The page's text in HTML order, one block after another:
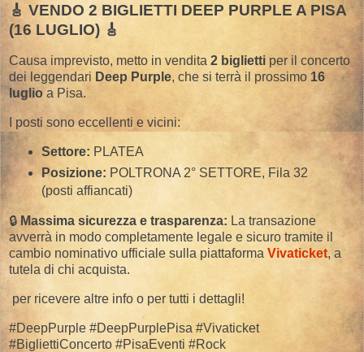
​🎸 VENDO 2 BIGLIETTI DEEP PURPLE A PISA
(16 LUGLIO) 🎸
​Causa imprevisto, metto in vendita 2 biglietti per il concerto
dei leggendari Deep Purple, che si terrà il prossimo 16
luglio a Pisa.
​I posti sono eccellenti e vicini:
Settore: PLATEA
Posizione: POLTRONA 2° SETTORE, Fila 32
(posti affiancati)
​🔒 Massima sicurezza e trasparenza: La transazione
avverrà in modo completamente legale e sicuro tramite il
cambio nominativo ufficiale sulla piattaforma Vivaticket, a
tutela di chi acquista.
per ricevere altre info o per tutti i dettagli!
​#DeepPurple #DeepPurplePisa #Vivaticket
#BigliettiConcerto #PisaEventi #Rock